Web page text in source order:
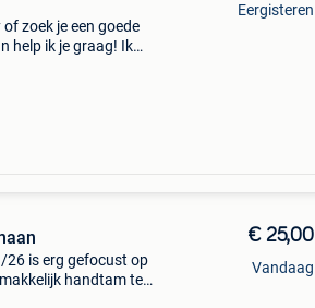
zoek je een goede
help ik je graag! Ik
Eergisteren
26 is erg gefocust op
handtam te
€ 25,00
Vandaag